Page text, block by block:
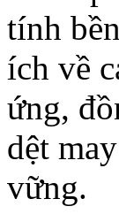
tính
ích về
ứng,
dệt
vững.